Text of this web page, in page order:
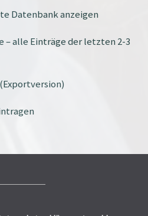
Datenbank anzeigen
– alle Einträge der letzten 2-3